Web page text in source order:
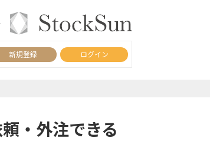
新規登録 ログイン
・外注できる